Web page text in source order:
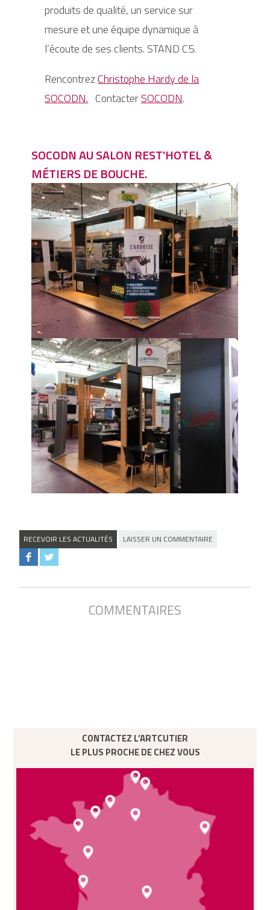
produits de qualité, un service sur
mesure et une équipe dynamique à
l’écoute de ses clients. STAND C5.
RencontrezChristophe Hardy de la
SOCODN. ContacterSOCODN.
SOCODN AU SALON REST'HOTEL &
MÉTIERS DE BOUCHE.
RECEVOIR LES ACTUALITÉS LAISSER UN COMMENTAIRE
COMMENTAIRES
CONTACTEZ L’ARTCUTIER
LE PLUS PROCHE DE CHEZ VOUS